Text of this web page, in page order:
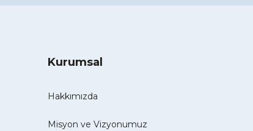
Kurumsal
Hakkımızda
Misyon ve Vizyonumuz